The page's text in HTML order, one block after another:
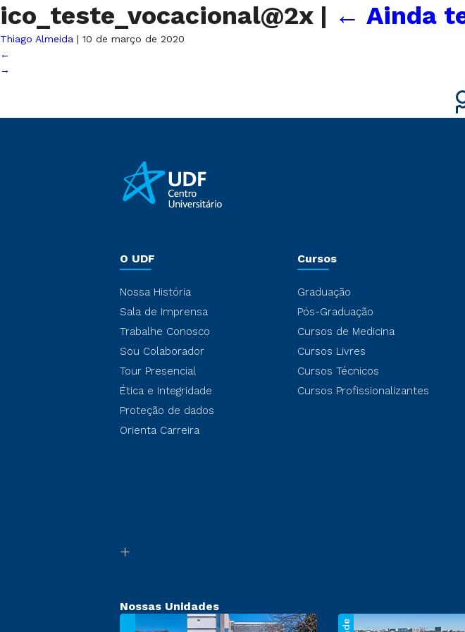
ico_teste_vocacional@2x | ← Ainda
Thiago Almeida | 10 de março de 2020
←
→
O UDF
Nossa História
Sala de Imprensa
Trabalhe Conosco
Sou Colaborador
Tour Presencial
Ética e Integridade
Proteção de dados
Orienta Carreira
Cursos
Graduação
Pós-Graduação
Cursos de Medicina
Cursos Livres
Cursos Técnicos
Cursos Profissionalizantes
Nossas Unidades